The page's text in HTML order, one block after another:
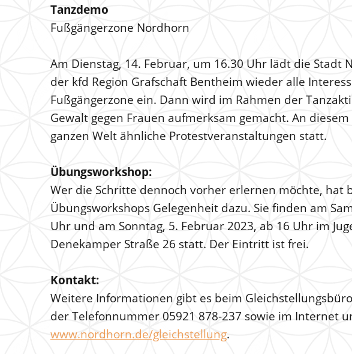
Tanzdemo
Fußgängerzone Nordhorn
Am Dienstag, 14. Februar, um 16.30 Uhr lädt die Stadt
der kfd Region Grafschaft Bentheim wieder alle
Fußgängerzone ein. Dann wird im Rahmen der
Gewalt gegen Frauen aufmerksam gemacht. An
ganzen Welt ähnliche Protestveranstaltungen statt.
Übungsworkshop:
Wer die Schritte dennoch vorher erlernen möchte, hat
Übungsworkshops Gelegenheit dazu. Sie finden am
Uhr und am Sonntag, 5. Februar 2023, ab 16 Uhr im
Denekamper Straße 26 statt. Der Eintritt ist frei.
Kontakt:
Weitere Informationen gibt es beim
der Telefonnummer 05921 878-237 sowie im Internet
www.nordhorn.de/gleichstellung.